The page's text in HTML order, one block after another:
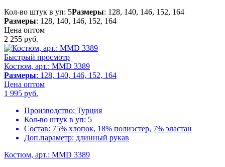
Кол-во штук в уп: 5Размеры: 128, 140, 146, 152, 164
Размеры: 128, 140, 146, 152, 164
Цена оптом
2 255 руб.
Быстрый просмотр
Костюм, арт.: MMD 3389
Размеры: 128, 140, 146, 152, 164
Цена оптом
1 995 руб.
Производство: Турция
Кол-во штук в уп: 5
Состав: 75% хлопок, 18% полиэстер, 7% эластан
Доп.параметр: длинный рукав
Костюм, арт.: MMD 3389